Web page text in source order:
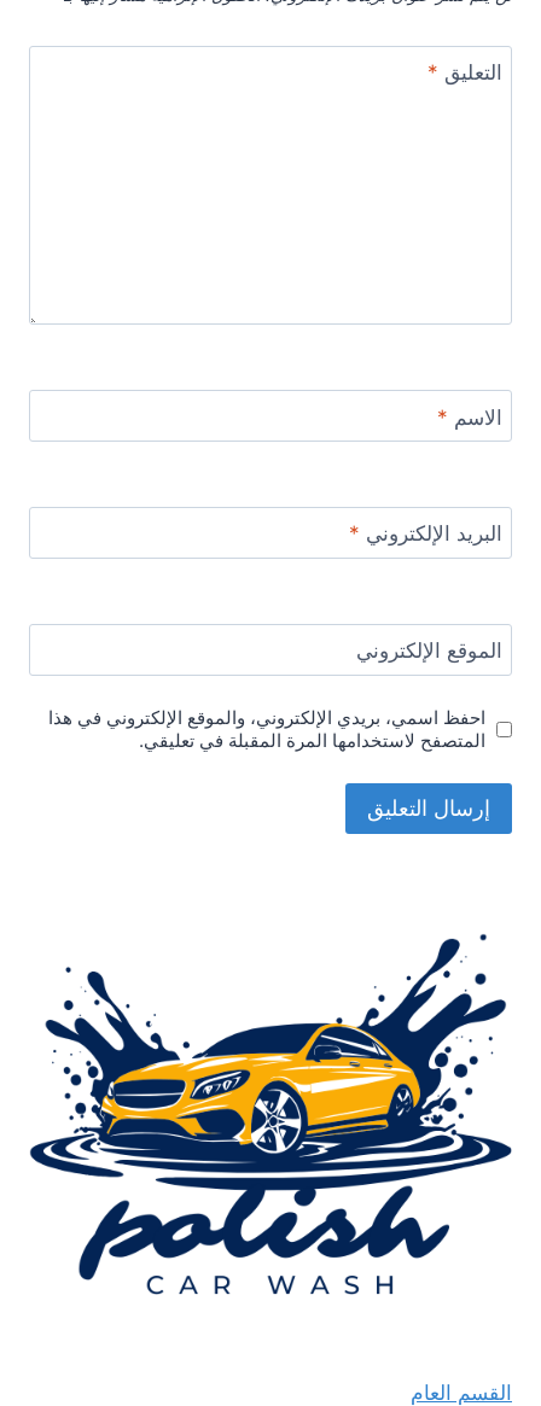
التعليق *
الاسم *
البريد الإلكتروني *
الموقع الإلكتروني
احفظ اسمي، بريدي الإلكتروني، والموقع الإلكتروني في هذا
المتصفح لاستخدامها المرة المقبلة في تعليقي.
القسم العام